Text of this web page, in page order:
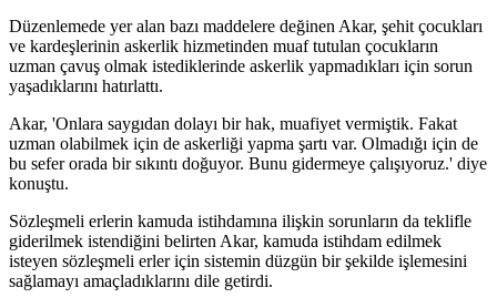
Düzenlemede yer alan bazı maddelere değinen Akar, şehit çocukları
ve kardeşlerinin askerlik hizmetinden muaf tutulan çocukların
uzman çavuş olmak istediklerinde askerlik yapmadıkları için sorun
yaşadıklarını hatırlattı.
Akar, 'Onlara saygıdan dolayı bir hak, muafiyet vermiştik. Fakat
uzman olabilmek için de askerliği yapma şartı var. Olmadığı için de
bu sefer orada bir sıkıntı doğuyor. Bunu gidermeye çalışıyoruz.' diye
konuştu.
Sözleşmeli erlerin kamuda istihdamına ilişkin sorunların da teklifle
giderilmek istendiğini belirten Akar, kamuda istihdam edilmek
isteyen sözleşmeli erler için sistemin düzgün bir şekilde işlemesini
sağlamayı amaçladıklarını dile getirdi.